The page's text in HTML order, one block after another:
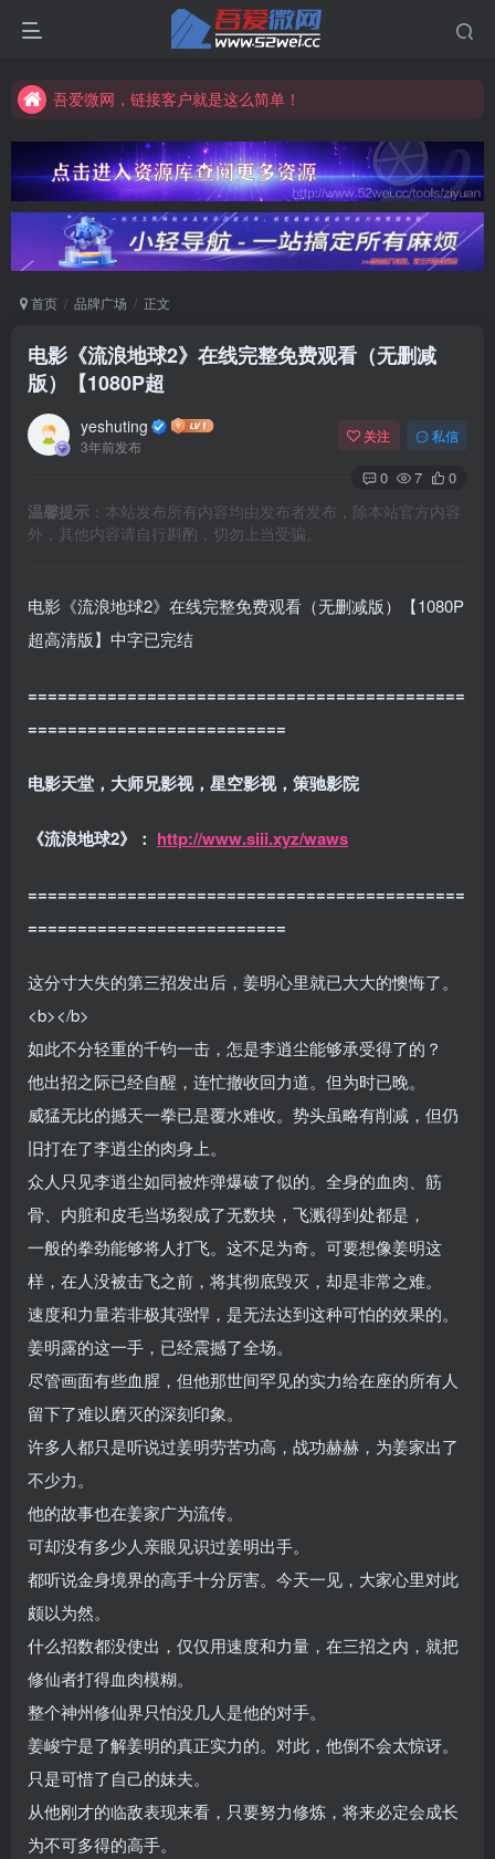
吾爱微网，让你的知识快速变现！
吾爱微网，让你的知识快速变现！
首页 品牌广场 正文
电影《流浪地球2》在线完整免费观看（无删减
版）【1080P超
yeshuting
3年前发布
关注 私信
0 7 0
温馨提示 ：本站发布所有内容均由发布者发布，除本站官方内容
外，其他内容请自行斟酌，切勿上当受骗。
电影《流浪地球2》在线完整免费观看（无删减版）【1080P
超高清版】中字已完结
============================================
==========================
电影天堂，大师兄影视，星空影视，策驰影院
《流浪地球2》： http://www.siii.xyz/waws
============================================
==========================
这分寸大失的第三招发出后，姜明心里就已大大的懊悔了。
<b></b>
如此不分轻重的千钧一击，怎是李逍尘能够承受得了的？
他出招之际已经自醒，连忙撤收回力道。但为时已晚。
威猛无比的撼天一拳已是覆水难收。势头虽略有削减，但仍
旧打在了李逍尘的肉身上。
众人只见李逍尘如同被炸弹爆破了似的。全身的血肉、筋
骨、内脏和皮毛当场裂成了无数块，飞溅得到处都是，
一般的拳劲能够将人打飞。这不足为奇。可要想像姜明这
样，在人没被击飞之前，将其彻底毁灭，却是非常之难。
速度和力量若非极其强悍，是无法达到这种可怕的效果的。
姜明露的这一手，已经震撼了全场。
尽管画面有些血腥，但他那世间罕见的实力给在座的所有人
留下了难以磨灭的深刻印象。
许多人都只是听说过姜明劳苦功高，战功赫赫，为姜家出了
不少力。
他的故事也在姜家广为流传。
可却没有多少人亲眼见识过姜明出手。
都听说金身境界的高手十分厉害。今天一见，大家心里对此
颇以为然。
什么招数都没使出，仅仅用速度和力量，在三招之内，就把
修仙者打得血肉模糊。
整个神州修仙界只怕没几人是他的对手。
姜峻宁是了解姜明的真正实力的。对此，他倒不会太惊讶。
只是可惜了自己的妹夫。
从他刚才的临敌表现来看，只要努力修炼，将来必定会成长
为不可多得的高手。